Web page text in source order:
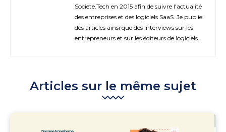
Societe.Tech en 2015 afin de suivre l'actualité
des entreprises et des logiciels SaaS. Je publie
des articles ainsi que des interviews sur les
entrepreneurs et sur les éditeurs de logiciels.
Articles sur le même sujet